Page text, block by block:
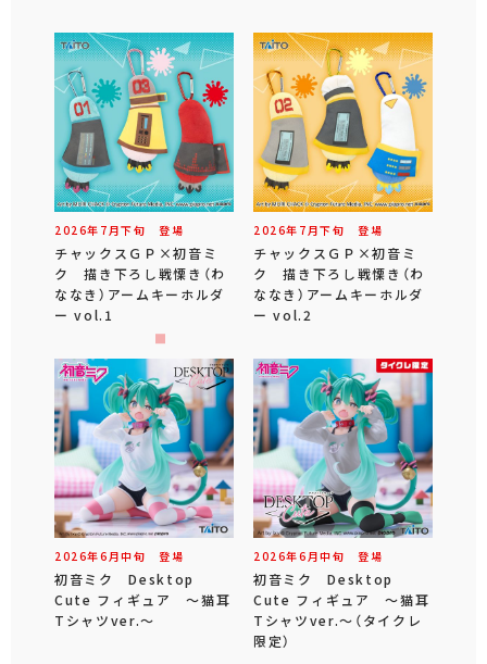
2026年 7 月下旬 登場
チャックスＧＰ×初音ミ
ク 描き下ろし戦慄き（わ
ななき）アームキーホルダ
ー vol.1
2026年 7 月下旬 登場
チャックスＧＰ×初音ミ
ク 描き下ろし戦慄き（わ
ななき）アームキーホルダ
ー vol.2
2026年6 月中旬 登場
初音ミク Desktop
Cute フィギュア ～猫耳
Tシャツver.～
2026年6 月中旬 登場
初音ミク Desktop
Cute フィギュア ～猫耳
Tシャツver.～（タイクレ
限定）